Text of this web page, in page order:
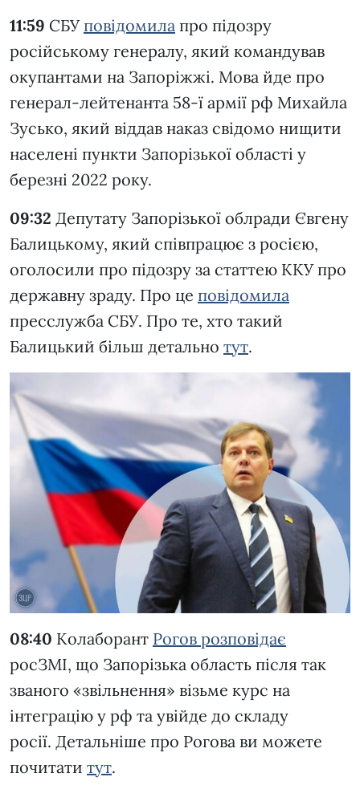
11:59 CБУ повідомила про підозру
російському генералу, який командував
окупантами на Запоріжжі. Мова йде про
генерал-лейтенанта 58-ї армії рф Михайла
Зусько, який віддав наказ свідомо нищити
населені пункти Запорізької області у
березні 2022 року.
09:32 Депутату Запорізької облради Євгену
Балицькому, який співпрацює з росією,
оголосили про підозру за статтею ККУ про
державну зраду. Про це повідомила
пресслужба СБУ. Про те, хто такий
Балицький більш детально тут.
08:40 Колаборант Рогов розповідає
росЗМІ, що Запорізька область після так
званого «звільнення» візьме курс на
інтеграцію у рф та увійде до складу
росії. Детальніше про Рогова ви можете
почитати тут.